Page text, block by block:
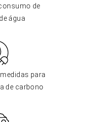
de
água
para
de carbono